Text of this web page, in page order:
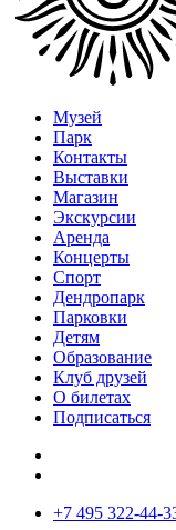
Музей
Парк
Контакты
Выставки
Магазин
Экскурсии
Аренда
Концерты
Спорт
Дендропарк
Парковки
Детям
Образование
Клуб друзей
О билетах
Подписаться
+7 495 322-44-